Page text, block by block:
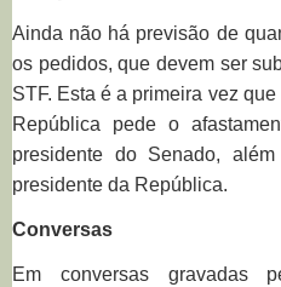
Ainda não há previsão de
os pedidos, que devem ser
STF. Esta é a primeira vez
República pede o
presidente do Senado,
presidente da República.
Conversas
Em conversas gravadas